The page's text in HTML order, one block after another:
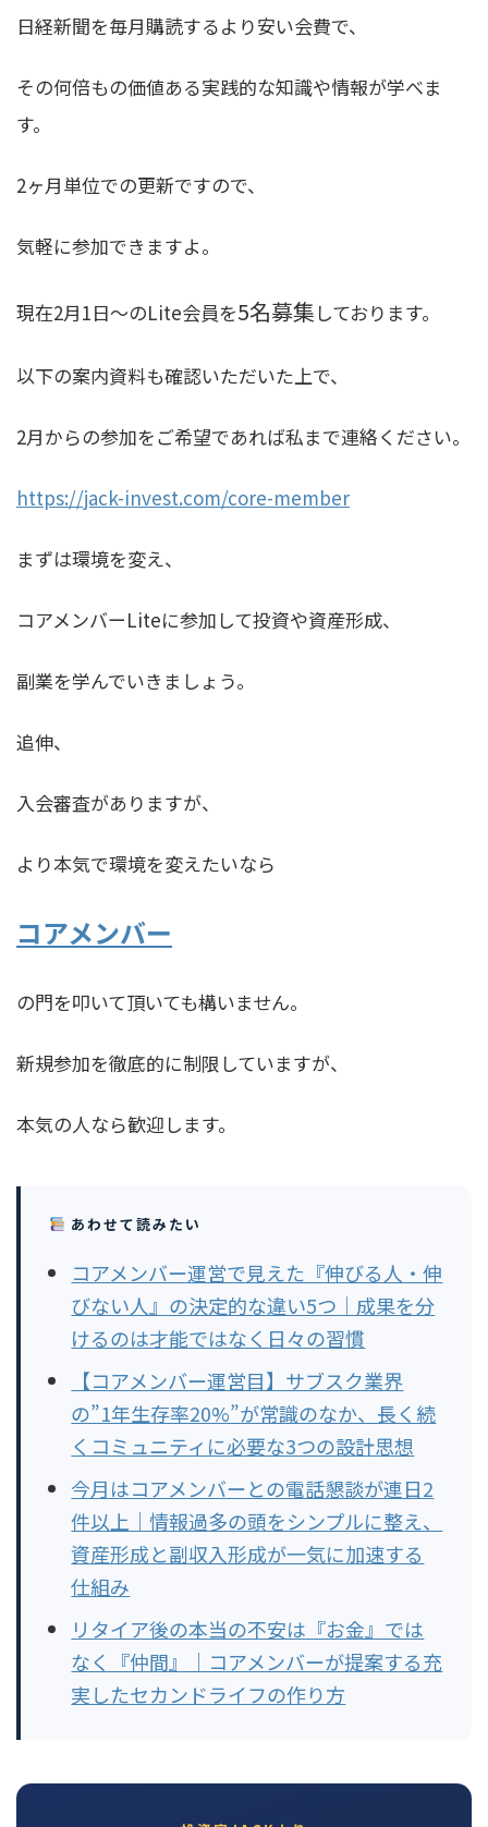
日経新聞を毎月購読するより安い会費で、
その何倍もの価値ある実践的な知識や情報が学べま
す。
2ヶ月単位での更新ですので、
気軽に参加できますよ。
現在2月1日〜のLite会員を5名募集 しております。
以下の案内資料も確認いただいた上で、
2月からの参加をご希望であれば私まで連絡ください。
https://jack-invest.com/core-member
まずは環境を変え、
コアメンバーLiteに参加して投資や資産形成、
副業を学んでいきましょう。
追伸、
入会審査がありますが、
より本気で環境を変えたいなら
コアメンバー
の門を叩いて頂いても構いません。
新規参加を徹底的に制限していますが、
本気の人なら歓迎します。
あわせて読みたい
コアメンバー運営で見えた『伸びる人・伸
びない人』の決定的な違い5つ｜成果を分
けるのは才能ではなく日々の習慣
【コアメンバー運営目】サブスク業界
の”1年生存率20%”が常識のなか、長く続
くコミュニティに必要な3つの設計思想
今月はコアメンバーとの電話懇談が連日2
件以上｜情報過多の頭をシンプルに整え、
資産形成と副収入形成が一気に加速する
仕組み
リタイア後の本当の不安は『お金』では
なく『仲間』｜コアメンバーが提案する充
実したセカンドライフの作り方